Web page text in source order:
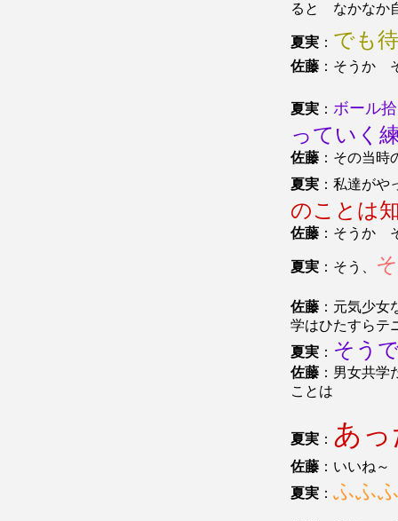
ると なかなか
夏実 ： でも
佐藤 ：そうか
夏実 ： ボール
っていく
佐藤 ：その当
夏実 ：私達がや
のことは
佐藤 ：そうか
夏実 ：そう、
佐藤 ：元気少
学はひたすらテ
夏実 ： そう
佐藤 ：男女共
ことは
夏実 ： あ
佐藤 ：いいね～
夏実 ： ふふ